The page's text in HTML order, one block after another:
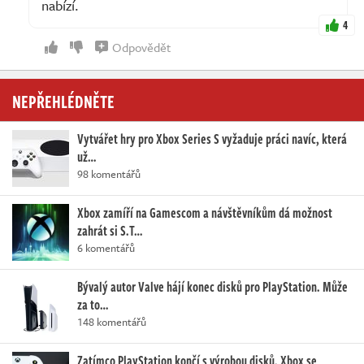
nabízí.
4
Odpovědět
NEPŘEHLÉDNĚTE
Vytvářet hry pro Xbox Series S vyžaduje práci navíc, která
už…
98 komentářů
Xbox zamíří na Gamescom a návštěvníkům dá možnost
zahrát si S.T…
6 komentářů
Bývalý autor Valve hájí konec disků pro PlayStation. Může
za to…
148 komentářů